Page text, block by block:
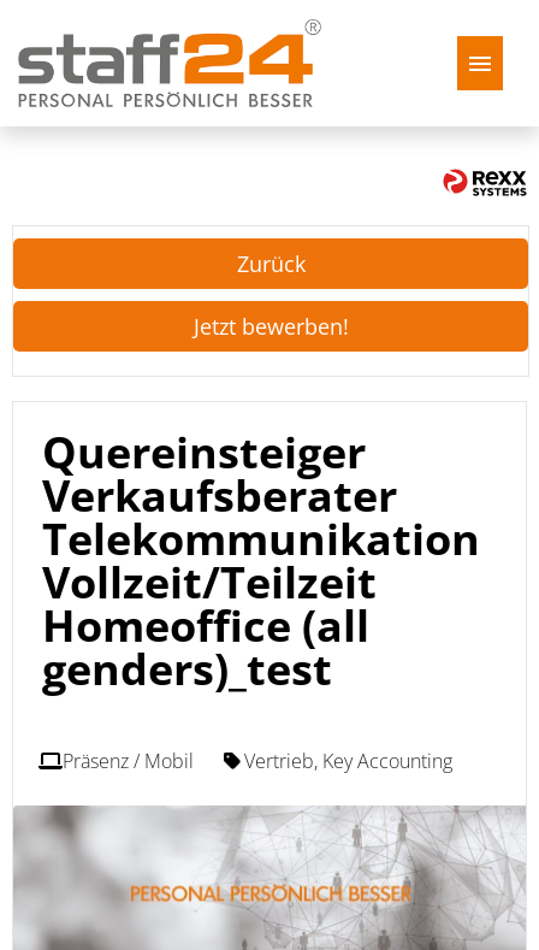
Zurück
Jetzt bewerben!
Quereinsteiger
Verkaufsberater
Telekommunikation
Vollzeit/Teilzeit
Homeoffice (all
genders)_test
Präsenz / Mobil Vertrieb, Key Accounting